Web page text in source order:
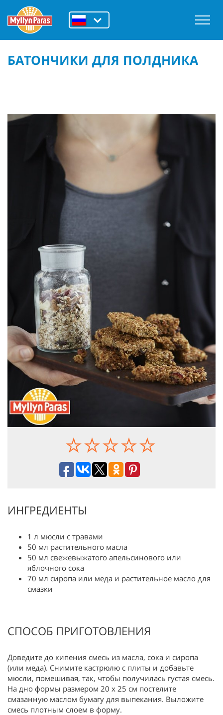
БАТОНЧИКИ ДЛЯ ПОЛДНИКА
ИНГРЕДИЕНТЫ
1 л мюсли с травами
50 мл растительного масла
50 мл свежевыжатого апельсинового или
яблочного сока
70 мл сиропа или меда и растительное масло для
смазки
СПОСОБ ПРИГОТОВЛЕНИЯ
Доведите до кипения смесь из масла, сока и сиропа
(или меда). Снимите кастрюлю с плиты и добавьте
мюсли, помешивая, так, чтобы получилась густая смесь.
На дно формы размером 20 х 25 см постелите
смазанную маслом бумагу для выпекания. Выложите
смесь плотным слоем в форму.